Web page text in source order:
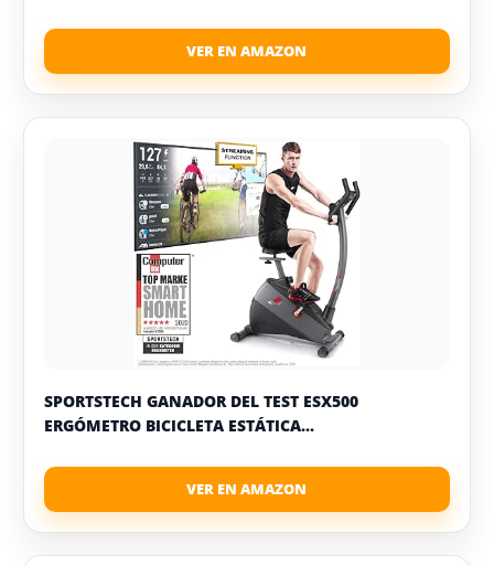
SPORTSTECH GANADOR DEL TEST ESX500
ERGÓMETRO BICICLETA ESTÁTICA...